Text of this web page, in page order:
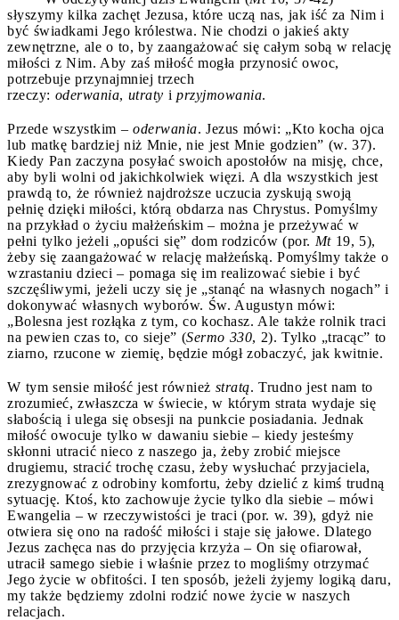
słyszymy kilka zachęt Jezusa, które uczą nas, jak iść za Nim i
być świadkami Jego królestwa. Nie chodzi o jakieś akty
zewnętrzne, ale o to, by zaangażować się całym sobą w relację
miłości z Nim. Aby zaś miłość mogła przynosić owoc,
potrzebuje przynajmniej trzech
rzeczy: oderwania, utraty i przyjmowania.
Przede wszystkim – oderwania. Jezus mówi: „Kto kocha ojca
lub matkę bardziej niż Mnie, nie jest Mnie godzien” (w. 37).
Kiedy Pan zaczyna posyłać swoich apostołów na misję, chce,
aby byli wolni od jakichkolwiek więzi. A dla wszystkich jest
prawdą to, że również najdroższe uczucia zyskują swoją
pełnię dzięki miłości, którą obdarza nas Chrystus. Pomyślmy
na przykład o życiu małżeńskim – można je przeżywać w
pełni tylko jeżeli „opuści się” dom rodziców (por. Mt19, 5),
żeby się zaangażować w relację małżeńską. Pomyślmy także o
wzrastaniu dzieci – pomaga się im realizować siebie i być
szczęśliwymi, jeżeli uczy się je „stanąć na własnych nogach” i
dokonywać własnych wyborów. Św. Augustyn mówi:
„Bolesna jest rozłąka z tym, co kochasz. Ale także rolnik traci
na pewien czas to, co sieje” (Sermo 330, 2). Tylko „tracąc” to
ziarno, rzucone w ziemię, będzie mógł zobaczyć, jak kwitnie.
W tym sensie miłość jest również stratą. Trudno jest nam to
zrozumieć, zwłaszcza w świecie, w którym strata wydaje się
słabością i ulega się obsesji na punkcie posiadania. Jednak
miłość owocuje tylko w dawaniu siebie – kiedy jesteśmy
skłonni utracić nieco z naszego ja, żeby zrobić miejsce
drugiemu, stracić trochę czasu, żeby wysłuchać przyjaciela,
zrezygnować z odrobiny komfortu, żeby dzielić z kimś trudną
sytuację. Ktoś, kto zachowuje życie tylko dla siebie – mówi
Ewangelia – w rzeczywistości je traci (por. w. 39), gdyż nie
otwiera się ono na radość miłości i staje się jałowe. Dlatego
Jezus zachęca nas do przyjęcia krzyża – On się ofiarował,
utracił samego siebie i właśnie przez to mogliśmy otrzymać
Jego życie w obfitości. I ten sposób, jeżeli żyjemy logiką daru,
my także będziemy zdolni rodzić nowe życie w naszych
relacjach.